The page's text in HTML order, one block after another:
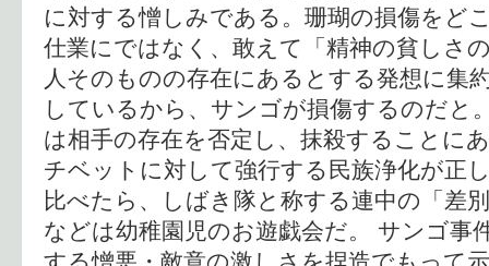
に対する憎しみである。珊瑚の損傷をど
仕業にではなく、敢えて「精神の貧しさ
人そのものの存在にあるとする発想に集
しているから、サンゴが損傷するのだと
は相手の存在を否定し、抹殺することに
チベットに対して強行する民族浄化が正
比べたら、しばき隊と称する連中の「差
などは幼稚園児のお遊戯会だ。 サンゴ事
する憎悪・敵意の激しさを捏造でもって